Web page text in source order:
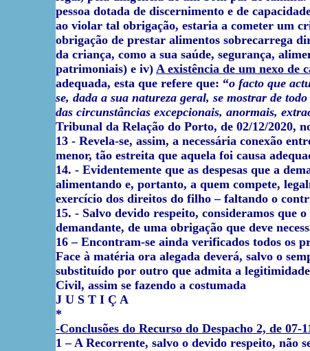
pessoa dotada de discernimento e de
ao violar tal obrigação, estaria a cometer um
obrigação de prestar alimentos sobrecarrega
da criança, como a sua saúde, segurança,
patrimoniais) e iv) A existência de um nexo de
adequada, esta que refere que: “o facto que
se, dada a sua natureza geral, se mostrar de
das circunstâncias excepcionais, anormais,
Tribunal da Relação do Porto, de 02/12/2020,
13 - Revela-se, assim, a necessária conexão
menor, tão estreita que aquela foi causa
14. - Evidentemente que as despesas que a
alimentando e, portanto, a quem compete,
exercício dos direitos do filho – faltando o
15. - Salvo devido respeito, consideramos que
demandante, de uma obrigação que deve
16 – Encontram-se ainda verificados todos os
Face à matéria ora alegada deverá, salvo o
substituído por outro que admita a
Civil, assim se fazendo a costumada
J U S T I Ç A
*
-Conclusões do Recurso do Despacho 2, de 07-
1–A Recorrente, salvo o devido respeito, não